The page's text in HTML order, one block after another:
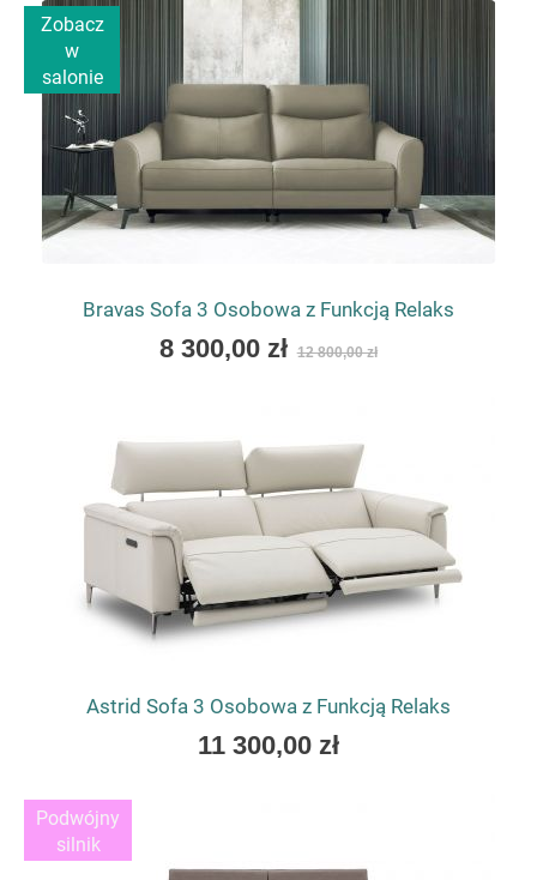
Zobacz
w
salonie
Bravas Sofa 3 Osobowa z Funkcją Relaks
As
8 300,00 zł 12 800,00 zł
Astrid Sofa 3 Osobowa z Funkcją Relaks
As
11 300,00 zł
Podwójny
silnik